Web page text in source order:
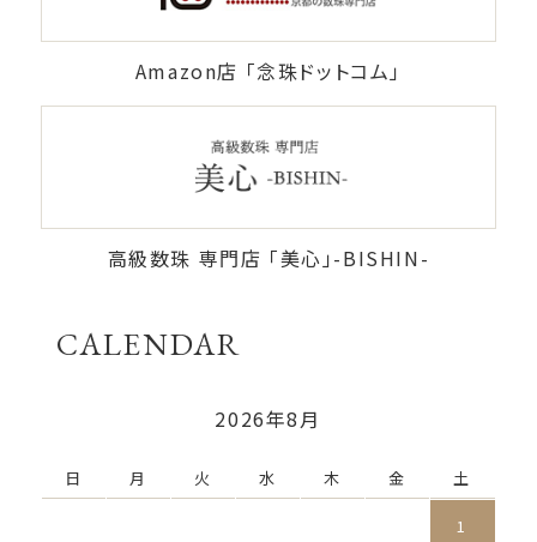
Amazon店 「念珠ドットコム」
高級数珠 専門店 「美心」-BISHIN-
CALENDAR
2026年8月
日 月 火 水 木 金 土
1